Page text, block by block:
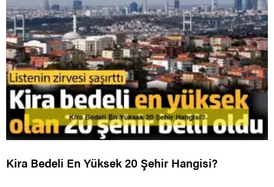
Kira Bedeli En Yüksek 20 Şehir Hangisi?